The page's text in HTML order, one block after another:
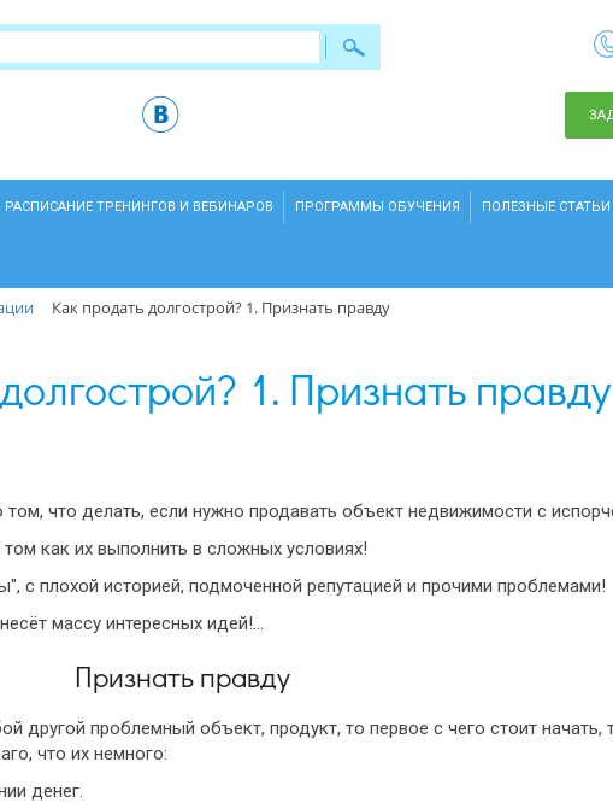
РАСПИСАНИЕ ТРЕНИНГОВ И ВЕБИНАРОВ ПРОГРАММЫ ОБУЧЕНИЯ ПОЛЕЗНЫЕ
Как продать долгострой? 1. Признать правду
1. Признать правду
что делать, если нужно продавать объект недвижимости с
как их выполнить в сложных условиях!
с плохой историей, подмоченной репутацией и прочими проблемами!
массу интересных идей!…
Признать правду
другой проблемный объект, продукт, то первое с чего стоит начать,
что их немного:
денег.